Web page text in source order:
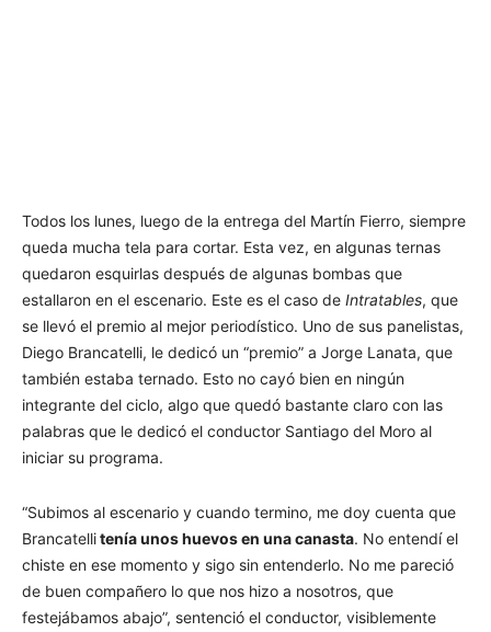
Todos los lunes, luego de la entrega del Martín Fierro, siempre
queda mucha tela para cortar. Esta vez, en algunas ternas
quedaron esquirlas después de algunas bombas que
estallaron en el escenario. Este es el caso de Intratables, que
se llevó el premio al mejor periodístico. Uno de sus panelistas,
Diego Brancatelli, le dedicó un “premio” a Jorge Lanata, que
también estaba ternado. Esto no cayó bien en ningún
integrante del ciclo, algo que quedó bastante claro con las
palabras que le dedicó el conductor Santiago del Moro al
iniciar su programa.
“Subimos al escenario y cuando termino, me doy cuenta que
Brancatellitenía unos huevos en una canasta. No entendí el
chiste en ese momento y sigo sin entenderlo. No me pareció
de buen compañero lo que nos hizo a nosotros, que
festejábamos abajo”, sentenció el conductor, visiblemente